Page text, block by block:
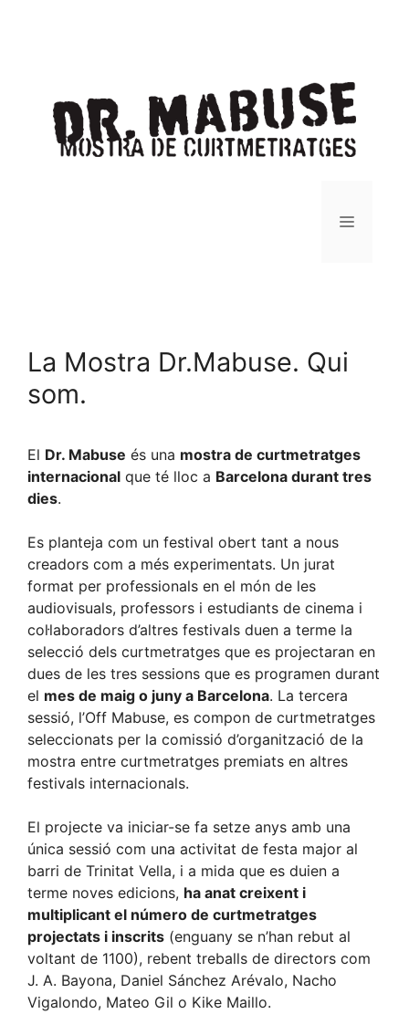
contingut
Menú
La Mostra Dr.Mabuse. Qui
som.
El Dr. Mabuse és una mostra de curtmetratges
internacional que té lloc a Barcelona durant tres
dies.
Es planteja com un festival obert tant a nous
creadors com a més experimentats. Un jurat
format per professionals en el món de les
audiovisuals, professors i estudiants de cinema i
col·laboradors d’altres festivals duen a terme la
selecció dels curtmetratges que es projectaran en
dues de les tres sessions que es programen durant
el mes de maig o juny a Barcelona. La tercera
sessió, l’Off Mabuse, es compon de curtmetratges
seleccionats per la comissió d’organització de la
mostra entre curtmetratges premiats en altres
festivals internacionals.
El projecte va iniciar-se fa setze anys amb una
única sessió com una activitat de festa major al
barri de Trinitat Vella, i a mida que es duien a
terme noves edicions, ha anat creixent i
multiplicant el número de curtmetratges
projectats i inscrits (enguany se n’han rebut al
voltant de 1100), rebent treballs de directors com
J. A. Bayona, Daniel Sánchez Arévalo, Nacho
Vigalondo, Mateo Gil o Kike Maillo.